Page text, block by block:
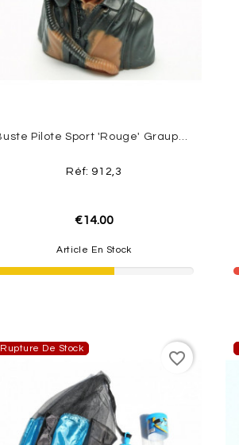
Buste Pilote Sport 'Rouge' Graupner
Réf: 912,3
€14.00
Article En Stock
Rupture De Stock
favorite_border